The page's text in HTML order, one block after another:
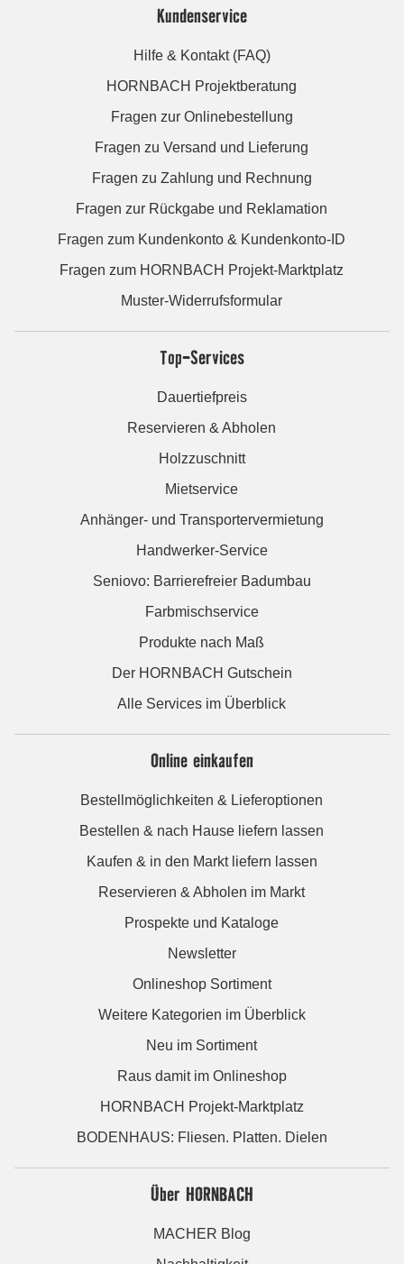
Kundenservice
Hilfe & Kontakt (FAQ)
HORNBACH Projektberatung
Fragen zur Onlinebestellung
Fragen zu Versand und Lieferung
Fragen zu Zahlung und Rechnung
Fragen zur Rückgabe und Reklamation
Fragen zum Kundenkonto & Kundenkonto-ID
Fragen zum HORNBACH Projekt-Marktplatz
Muster-Widerrufsformular
Top-Services
Dauertiefpreis
Reservieren & Abholen
Holzzuschnitt
Mietservice
Anhänger- und Transportervermietung
Handwerker-Service
Seniovo: Barrierefreier Badumbau
Farbmischservice
Produkte nach Maß
Der HORNBACH Gutschein
Alle Services im Überblick
Online einkaufen
Bestellmöglichkeiten & Lieferoptionen
Bestellen & nach Hause liefern lassen
Kaufen & in den Markt liefern lassen
Reservieren & Abholen im Markt
Prospekte und Kataloge
Newsletter
Onlineshop Sortiment
Weitere Kategorien im Überblick
Neu im Sortiment
Raus damit im Onlineshop
HORNBACH Projekt-Marktplatz
BODENHAUS: Fliesen. Platten. Dielen
Über HORNBACH
MACHER Blog